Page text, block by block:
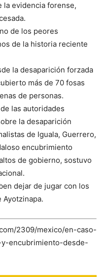
la evidencia forense,
de los peores
de la historia reciente
la desaparición forzada
más de 70 fosas
de personas.
las autoridades
la desaparición
de Iguala, Guerrero,
encubrimiento
de gobierno, sostuvo
dejar de jugar con los
2309/mexico/en-caso-
encubrimiento-desde-